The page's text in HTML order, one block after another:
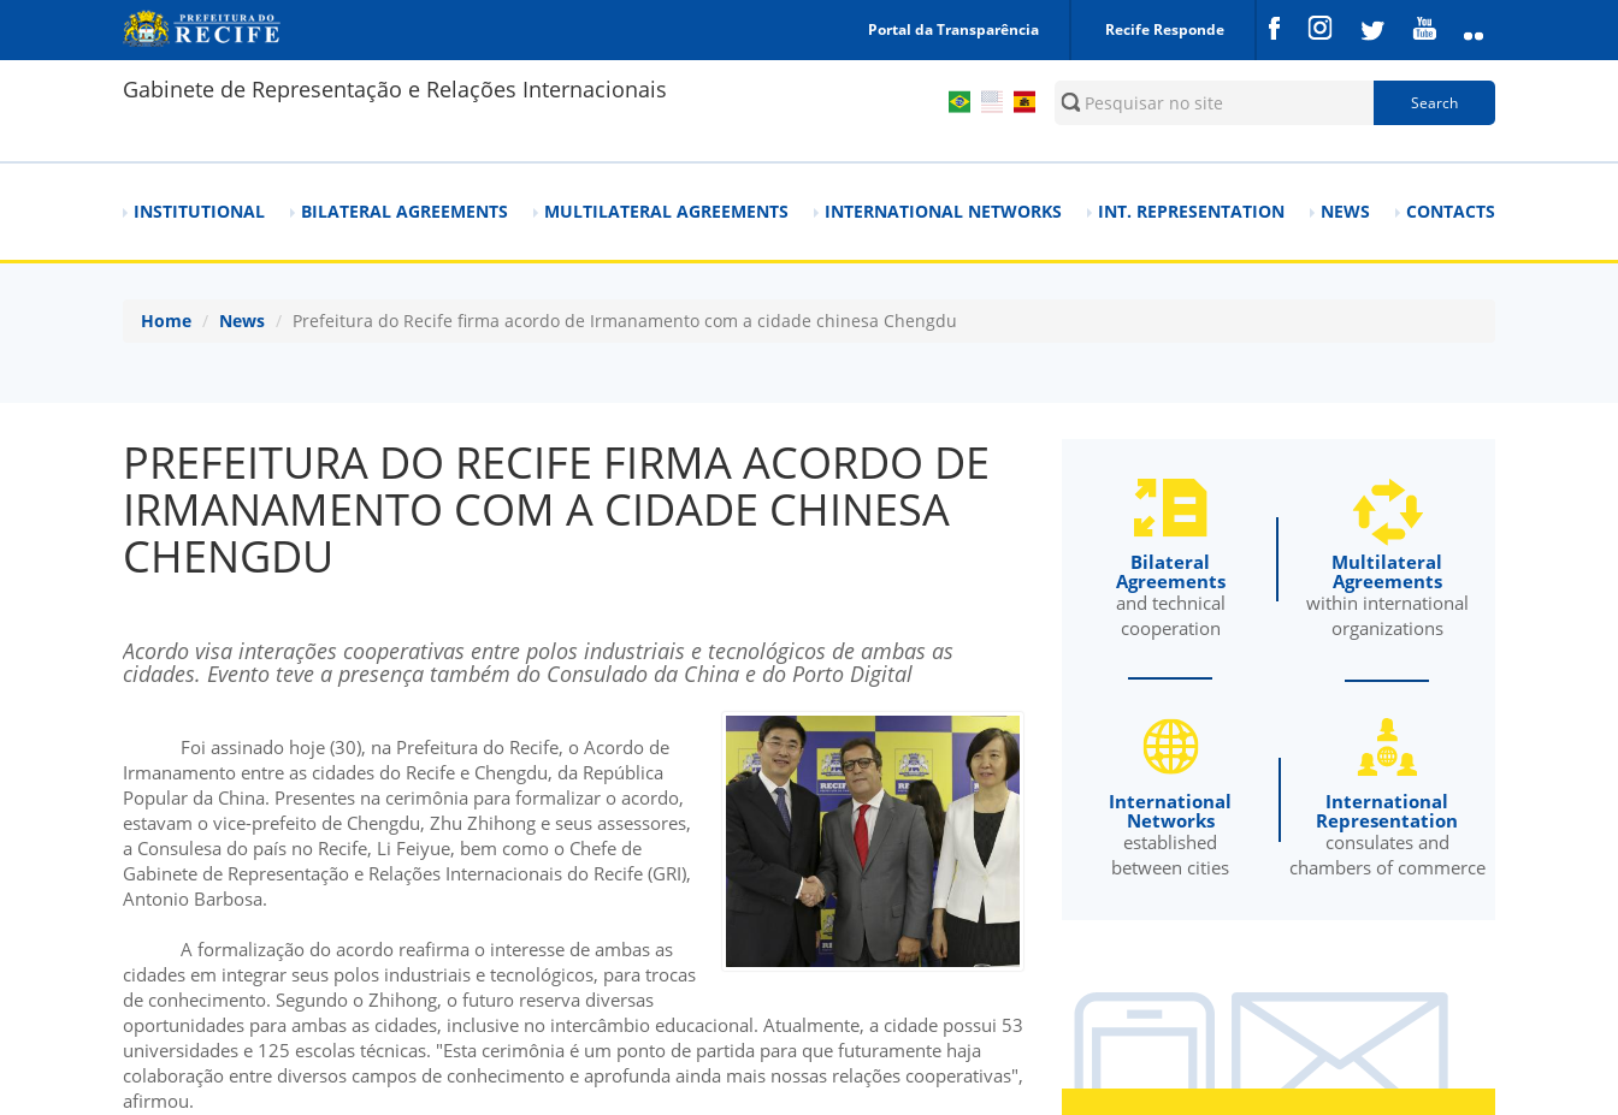
Skip to main content
Portal da Transparência
Recife Responde
Gabinete de Representação e Relações Internacionais Search form
Search
INSTITUTIONAL BILATERAL AGREEMENTS MULTILATERAL AGREEMENTS INTERNATIONAL NETWORKS INT. REPRESENTATION NEWS CONTACTS
Home News Prefeitura do Recife firma acordo de Irmanamento com a cidade chinesa Chengdu
PREFEITURA DO RECIFE FIRMA ACORDO DE
IRMANAMENTO COM A CIDADE CHINESA
CHENGDU
Acordo visa interações cooperativas entre polos industriais e tecnológicos de ambas as
cidades. Evento teve a presença também do Consulado da China e do Porto Digital
Foi assinado hoje (30), na Prefeitura do Recife, o Acordo de
Irmanamento entre as cidades do Recife e Chengdu, da República
Popular da China. Presentes na cerimônia para formalizar o acordo,
estavam o vice-prefeito de Chengdu, Zhu Zhihong e seus assessores,
a Consulesa do país no Recife, Li Feiyue, bem como o Chefe de
Gabinete de Representação e Relações Internacionais do Recife (GRI),
Antonio Barbosa.
A formalização do acordo reafirma o interesse de ambas as
cidades em integrar seus polos industriais e tecnológicos, para trocas
de conhecimento. Segundo o Zhihong, o futuro reserva diversas
oportunidades para ambas as cidades, inclusive no intercâmbio educacional. Atualmente, a cidade possui 53
universidades e 125 escolas técnicas. "Esta cerimônia é um ponto de partida para que futuramente haja
colaboração entre diversos campos de conhecimento e aprofunda ainda mais nossas relações cooperativas",
afirmou.
Bilateral
Agreements
and technical
cooperation
Multilateral
Agreements
within international
organizations
International
Networks
established
between cities
International
Representation
consulates and
chambers of commerce